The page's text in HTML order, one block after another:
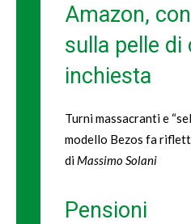
Amazon,
sulla pelle di
inchiesta
Turni massacranti e
modello Bezos fa
di Massimo Solani
Pensioni